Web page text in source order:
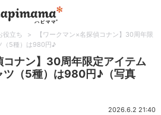
役立ち >
【ワークマン×名探偵コナン】30周年限
（5種）は980円♪
コナン】30周年限定アイテム
ツ（5種）は980円♪（写真
2026.6.2 21:40